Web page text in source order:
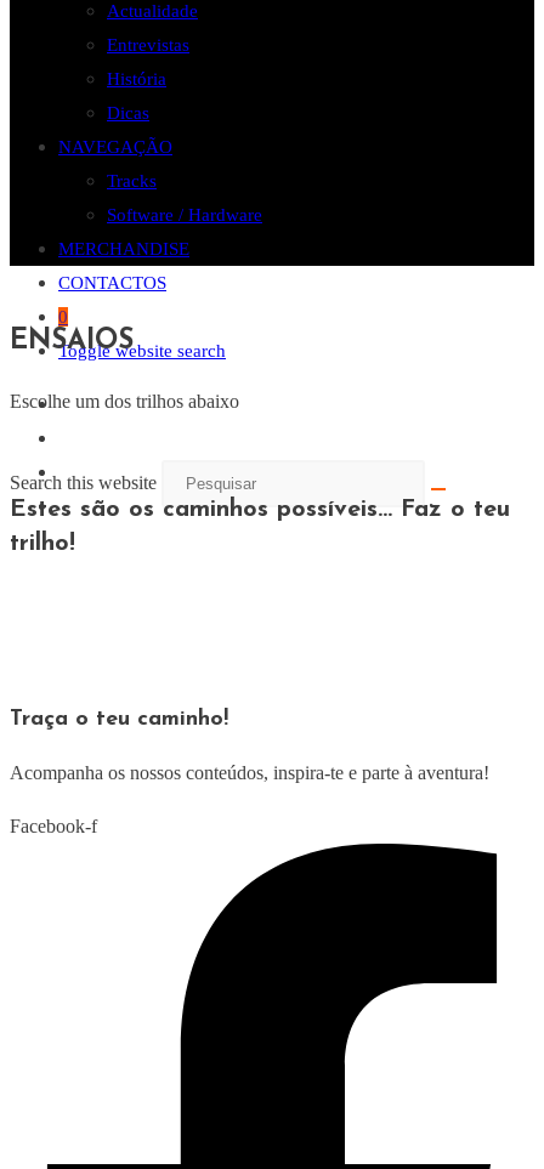
Actualidade
Entrevistas
História
Dicas
NAVEGAÇÃO
Tracks
Software / Hardware
MERCHANDISE
CONTACTOS
0
Toggle website search
Search this website
ENSAIOS
Escolhe um dos trilhos abaixo
Estes são os caminhos possíveis... Faz o teu
trilho!
Traça o teu caminho!
Acompanha os nossos conteúdos, inspira-te e parte à aventura!
Facebook-f